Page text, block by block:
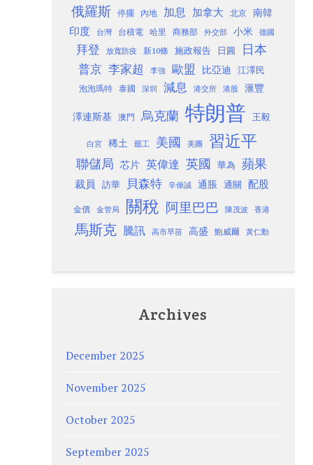
俄羅斯 停擺 內地 加息 加拿大 北京
南韓
印度
台灣 台積電 哈里 商務部 外交部 小米 德國
拜登 放寬防疫 新10條 施政報告 日圓 日本
普京 李家超 李強 歐盟 比亞迪 江澤民
泡泡瑪特 泰國 深圳 減息 港交所 港股 滙豐
澤連斯基 澳門 烏克蘭 特朗普 王毅
白宮 稀土 罷工 美國 美團 習近平
聯儲局 芯片 英偉達 英國 華為 蘋果
裁員 訪華 貝森特 辛偉誠 通脹 通關 配股
金價 金管局 關稅 阿里巴巴 陳茂波 香港
馬斯克 騰訊 高市早苗 高盛 鮑威爾 黃仁勳
Archives
December 2025
November 2025
October 2025
September 2025